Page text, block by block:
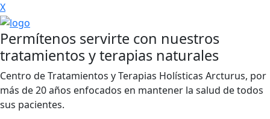
X
Permítenos servirte con nuestros
tratamientos y terapias naturales
Centro de Tratamientos y Terapias Holísticas Arcturus, por
más de 20 años enfocados en mantener la salud de todos
sus pacientes.